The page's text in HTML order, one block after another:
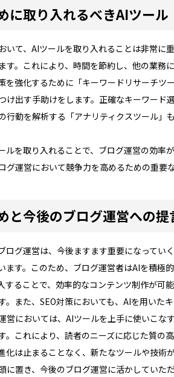
に取り入れるべきAIツール
いて、AIツールを取り入れることは非常に
す。これにより、時間を節約し、他の業務
を強化するために「キーワードリサーチ
け出す手助けをします。正確なキーワード
行動を解析する「アナリティクスツール
ルを取り入れることで、ブログ運営の効
グ運営において競争力を高めるための重要
と今後のブログ運営への提
ログ運営は、今後ますます重要になってい
ます。このため、ブログ運営者はAIを積極
することで、効率的なコンテンツ制作が可
。また、SEO対策においても、AIを用いた
営においては、AIツールを上手に使いこな
。これにより、読者のニーズに応じた質の
化は止まることなく、新たなツールや技術
に置き、今後のブログ運営に活かしていた